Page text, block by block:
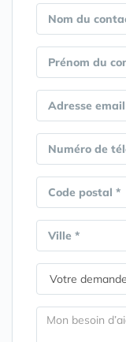
Nom du
Prénom du
Adresse
Numéro de
Code postal *
Ville *